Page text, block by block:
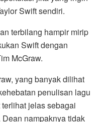
Swift sendiri.
terbilang hampir mirip
Swift dengan
McGraw.
yang banyak dilihat
penulisan lagu
jelas sebagai
nampaknya tidak